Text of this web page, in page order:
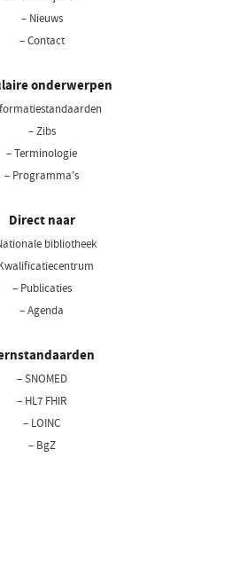
– Nieuws
– Contact
onderwerpen
– Zibs
– Terminologie
– Programma's
Direct naar
bibliotheek(opent
– Publicaties
– Agenda
– SNOMED
– HL7 FHIR
– LOINC
– BgZ